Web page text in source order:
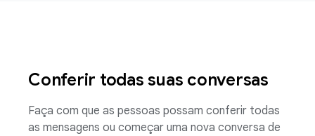
Conferir todas suas conversas
Faça com que as pessoas possam conferir todas
as mensagens ou começar uma nova conversa de